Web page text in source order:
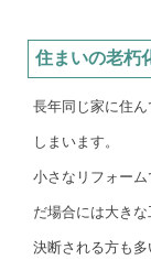
住まいの老朽
長年同じ家に住
しまいます。
小さなリフォー
だ場合には大き
決断される方も多